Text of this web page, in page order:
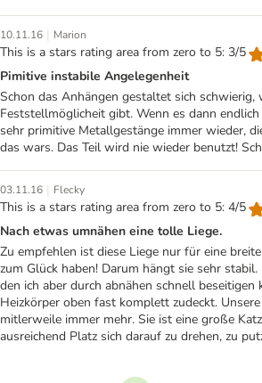
10.11.16 | Marion
This is a stars rating area from zero to 5: 3/5
Pimitive instabile Angelegenheit
Schon das Anhängen gestaltet sich schwierig,
Feststellmöglicheit gibt. Wenn es dann
sehr primitive Metallgestänge immer wieder,
das wars. Das Teil wird nie wieder benutzt!
03.11.16 | Flecky
This is a stars rating area from zero to 5: 4/5
Nach etwas umnähen eine tolle Liege.
Zu empfehlen ist diese Liege nur für eine
zum Glück haben! Darum hängt sie sehr
den ich aber durch abnähen schnell beseitigen
Heizkörper oben fast komplett zudeckt.
mitlerweile immer mehr. Sie ist eine große
ausreichend Platz sich darauf zu drehen, zu